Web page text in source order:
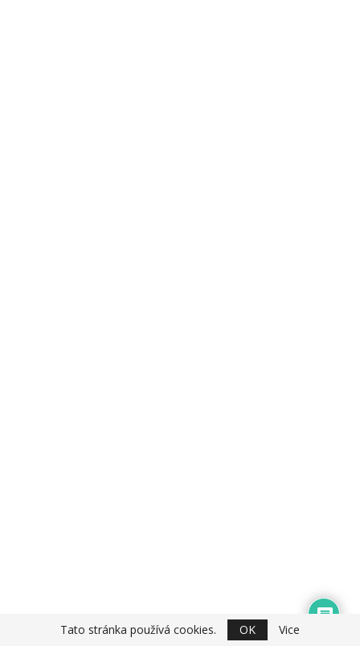
Tato stránka používá cookies. OK Vice